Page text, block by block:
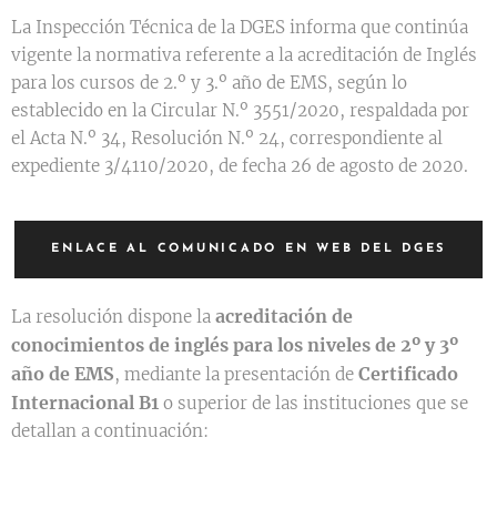
La Inspección Técnica de la DGES informa que continúa
vigente la normativa referente a la acreditación de Inglés
para los cursos de 2.º y 3.º año de EMS, según lo
establecido en la Circular N.º 3551/2020, respaldada por
el Acta N.º 34, Resolución N.º 24, correspondiente al
expediente 3/4110/2020, de fecha 26 de agosto de 2020.
ENLACE AL COMUNICADO EN WEB DEL DGES
La resolución dispone la acreditación de
conocimientos de inglés para los niveles de 2º y 3º
año de EMS, mediante la presentación de Certificado
Internacional B1 o superior de las instituciones que se
detallan a continuación: